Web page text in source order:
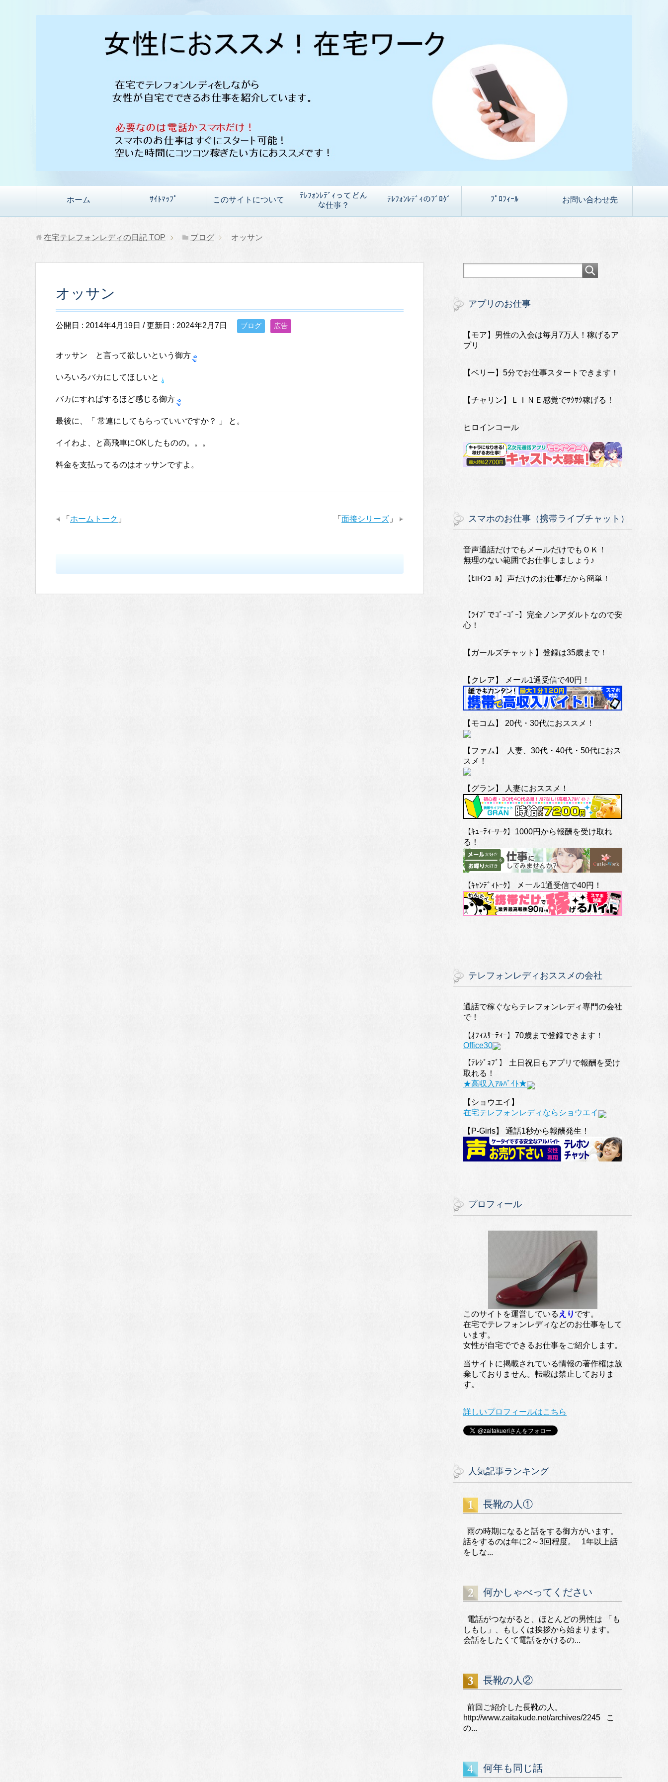
ホーム ｻｲﾄﾏｯﾌﾟ このサイトについて
ﾃﾚﾌｫﾝﾚﾃﾞｨってどん
な仕事？
ﾃﾚﾌｫﾝﾚﾃﾞｨのﾌﾞﾛｸﾞ ﾌﾟﾛﾌｨｰﾙ お問い合わせ先
在宅テレフォンレディの日記 TOP ブログ オッサン
オッサン
公開日 : 2014年4月19日 / 更新日 : 2024年2月7日 ブログ 広告
オッサン と言って欲しいという御方
いろいろバカにしてほしいと
バカにすればするほど感じる御方
最後に、「 常連にしてもらっていいですか？ 」 と。
イイわよ、と高飛車にOKしたものの。。。
料金を支払ってるのはオッサンですよ。
「 面接シリーズ 」
「 ホームトーク 」
アプリのお仕事
【モア】男性の入会は毎月7万人！稼げるア
プリ
【ベリー】5分でお仕事スタートできます！
【チャリン】ＬＩＮＥ感覚でｻｸｻｸ稼げる！
ヒロインコール
スマホのお仕事（携帯ライブチャット）
音声通話だけでもメールだけでもＯＫ！
無理のない範囲でお仕事しましょう♪
【ﾋﾛｲﾝｺｰﾙ】声だけのお仕事だから簡単！
【ﾗｲﾌﾞでｺﾞｰｺﾞｰ】完全ノンアダルトなので安
心！
【ガールズチャット】登録は35歳まで！
【クレア】 メール1通受信で40円！
【モコム】 20代・30代におススメ！
【ファム】 人妻、30代・40代・50代におス
スメ！
【グラン】 人妻におススメ！
【ｷｭｰﾃｨｰﾜｰｸ】1000円から報酬を受け取れ
る！
【ｷｬﾝﾃﾞｨﾄｰｸ】 メール1通受信で40円！
テレフォンレディおススメの会社
通話で稼ぐならテレフォンレディ専門の会社
で！
【ｵﾌｨｽｻｰﾃｨｰ】70歳まで登録できます！
Office30
【ﾃﾚｼﾞｮﾌﾞ】 土日祝日もアプリで報酬を受け
取れる！
★高収入ｱﾙﾊﾞｲﾄ★
【ショウエイ】
在宅テレフォンレディならショウエイ
【P-Girls】 通話1秒から報酬発生！
プロフィール
このサイトを運営している えり です。
在宅でテレフォンレディなどのお仕事をして
います。
女性が自宅でできるお仕事をご紹介します。
当サイトに掲載されている情報の著作権は放
棄しておりません。転載は禁止しておりま
す。
詳しいプロフィールはこちら
人気記事ランキング
長靴の人①
雨の時期になると話をする御方がいます。
話をするのは年に2～3回程度。 1年以上話
をしな...
何かしゃべってください
電話がつながると、ほとんどの男性は 「も
しもし」、もしくは挨拶から始まります。
会話をしたくて電話をかけるの...
長靴の人②
前回ご紹介した長靴の人。
http://www.zaitakude.net/archives/2245 こ
の...
何年も同じ話